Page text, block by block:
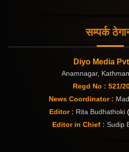
सम्पर्क
Diyo Media
Anamnagar,
Regd No : 521/
News Coordinator :
Editor : Rita Budhathoki
Editor in Chief : Sudip